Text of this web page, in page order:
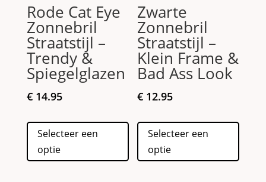
Rode Cat Eye
Zonnebril
Straatstijl –
Trendy &
Spiegelglazen
€14.95
Selecteer een
optie
product
heeft
meerdere
Zwarte
Zonnebril
Straatstijl –
Klein Frame &
Bad Ass Look
€ 12.95
Selecteer een
optie